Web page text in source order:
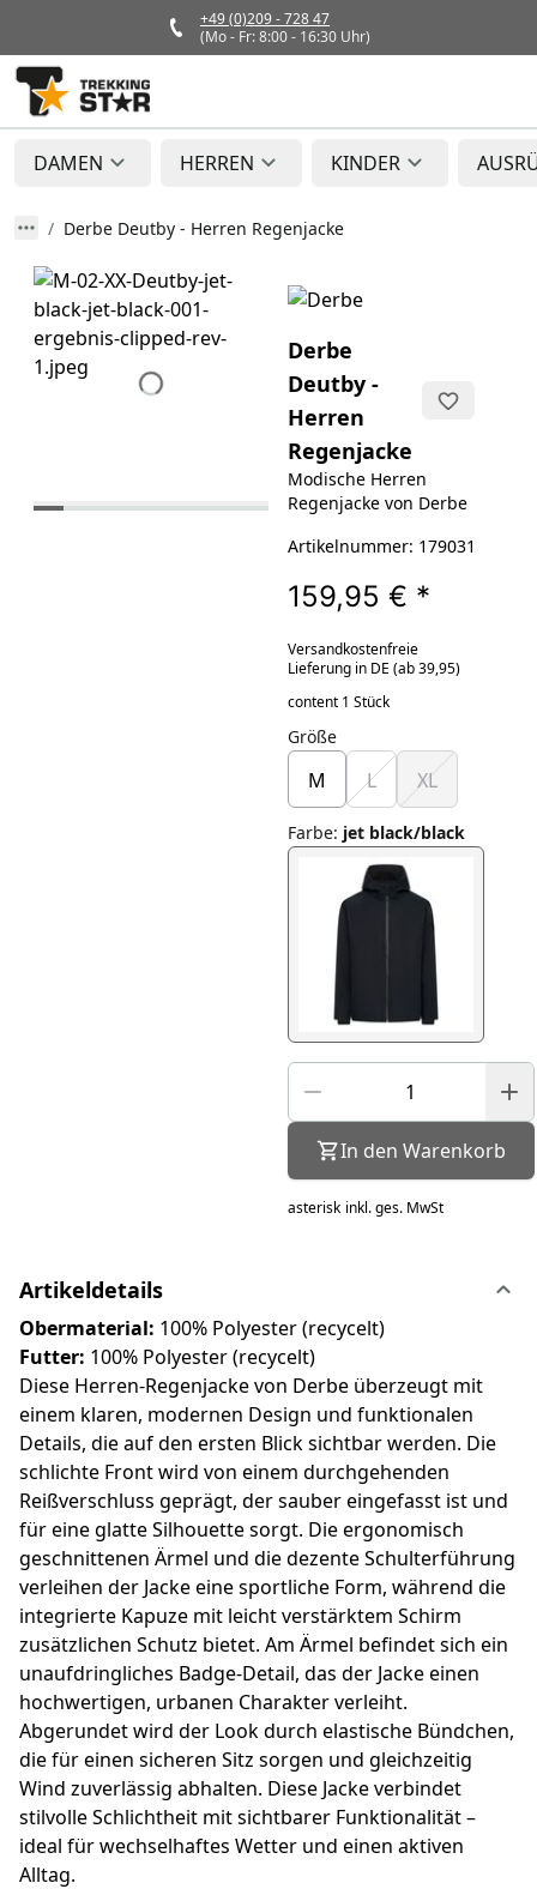
+49 (0)209 - 728 47
(Mo - Fr: 8:00 - 16:30 Uhr)
DAMEN HERREN KINDER
Derbe Deutby - Herren Regenjacke
Derbe
Deutby -
Herren
Regenjacke
Modische Herren
Regenjacke von Derbe
Artikelnummer: 179031
159,95 € *
Versandkostenfreie
Lieferung in DE (ab 39,95)
content 1 Stück
Größe
M L XL
Farbe: jet black/black
In den Warenkorb
asterisk inkl. ges. MwSt
Artikeldetails
Obermaterial: 100% Polyester (recycelt)
Futter: 100% Polyester (recycelt)
Diese Herren-Regenjacke von Derbe überzeugt mit
einem klaren, modernen Design und funktionalen
Details, die auf den ersten Blick sichtbar werden. Die
schlichte Front wird von einem durchgehenden
Reißverschluss geprägt, der sauber eingefasst ist und
für eine glatte Silhouette sorgt. Die ergonomisch
geschnittenen Ärmel und die dezente Schulterführung
verleihen der Jacke eine sportliche Form, während die
integrierte Kapuze mit leicht verstärktem Schirm
zusätzlichen Schutz bietet. Am Ärmel befindet sich ein
unaufdringliches Badge-Detail, das der Jacke einen
hochwertigen, urbanen Charakter verleiht.
Abgerundet wird der Look durch elastische Bündchen,
die für einen sicheren Sitz sorgen und gleichzeitig
Wind zuverlässig abhalten. Diese Jacke verbindet
stilvolle Schlichtheit mit sichtbarer Funktionalität –
ideal für wechselhaftes Wetter und einen aktiven
Alltag.